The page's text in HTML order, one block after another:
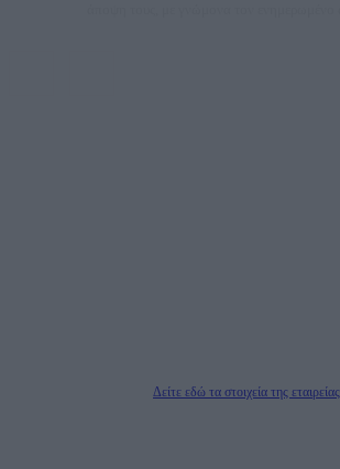
Δείτε εδώ τα στοιχεία της εταιρείας